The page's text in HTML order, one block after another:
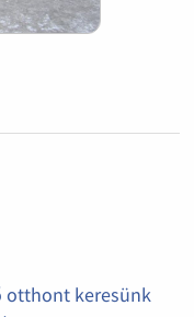
otthont keresünk